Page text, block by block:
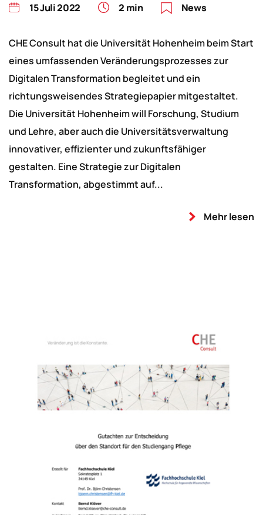
15 Juli 2022 2 min News
CHE Consult hat die Universität Hohenheim beim Start
eines umfassenden Veränderungsprozesses zur
Digitalen Transformation begleitet und ein
richtungsweisendes Strategiepapier mitgestaltet.
Die Universität Hohenheim will Forschung, Studium
und Lehre, aber auch die Universitätsverwaltung
innovativer, effizienter und zukunftsfähiger
gestalten. Eine Strategie zur Digitalen
Transformation, abgestimmt auf...
Mehr lesen